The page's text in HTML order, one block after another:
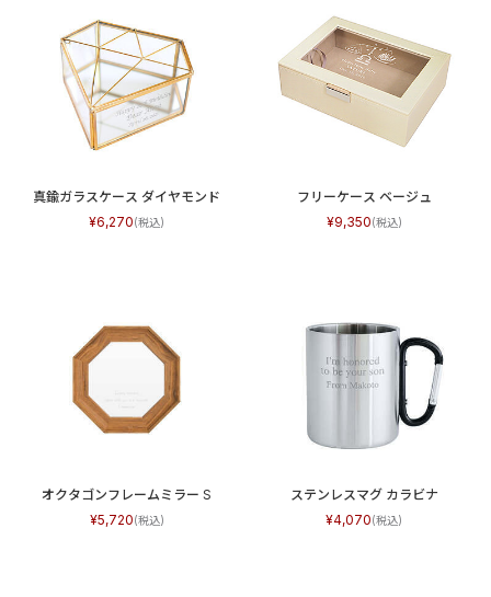
真鍮ガラスケース ダイヤモンド
6,270
フリーケース ベージュ
9,350
オクタゴンフレームミラー S
5,720
ステンレスマグ カラビナ
4,070